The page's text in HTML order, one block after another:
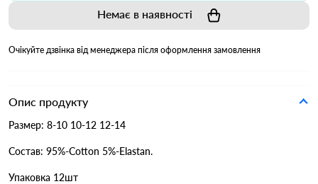
Немає в наявності
Очікуйте дзвінка від менеджера після оформлення замовлення
Опис продукту
Размер: 8-10 10-12 12-14
Состав: 95%-Cotton 5%-Elastan.
Упаковка 12шт